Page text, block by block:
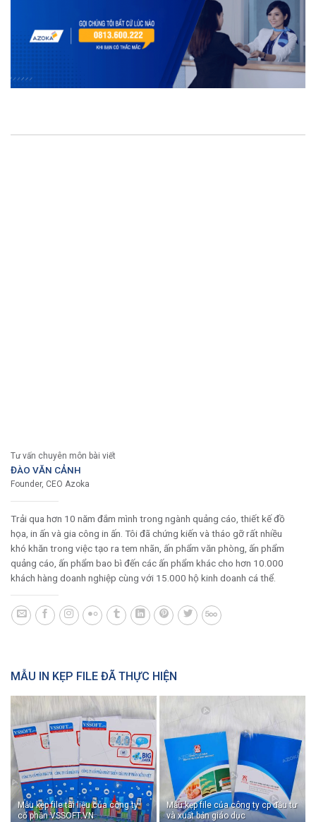
Tư vấn chuyên môn bài viết
ĐÀO VĂN CẢNH
Founder, CEO Azoka
Trải qua hơn 10 năm đắm mình trong ngành quảng cáo, thiết kế đồ
họa, in ấn và gia công in ấn. Tôi đã chứng kiến và tháo gỡ rất nhiều
khó khăn trong việc tạo ra tem nhãn, ấn phẩm văn phòng, ấn phẩm
quảng cáo, ấn phẩm bao bì đến các ấn phẩm khác cho hơn 10.000
khách hàng doanh nghiệp cùng với 15.000 hộ kinh doanh cá thể.
MẪU IN KẸP FILE ĐÃ THỰC HIỆN
Mẫu kẹp file tài liệu của công ty
cổ phần VSSOFT.VN
Mẫu kẹp file của công ty cp đầu tư
và xuất bản giáo dục